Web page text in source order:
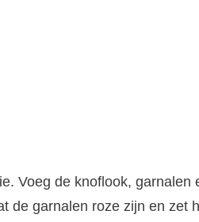
Voeg de knoflook, garnalen
de garnalen roze zijn en zet